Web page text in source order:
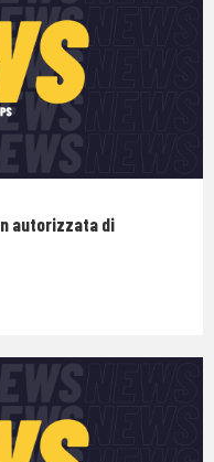
autorizzata di